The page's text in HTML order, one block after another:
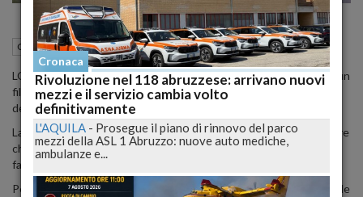
Cronaca nazionale 17 Aprile 2015 05:00
LOS ANGELES -Kendra Sunderlanddivenne famosa "grazie" ad un
filmino hard girato in una biblioteca pubblica dell'università
dell'Oregon.
La giovane fu beccata e sanzionata per la sua performance, ma pare
che adesso la bella bionda abbia deciso di trovare un altro modo di
far parlare di se.
Per nulla intenzionata ad abbandonare il mondo dell'hard amatoriale
Cronaca
Rivoluzione nel 118 abruzzese: arrivano nuovi
mezzi e il servizio cambia volto
definitivamente
L'AQUILA - Prosegue il piano di rinnovo del parco
mezzi della ASL 1 Abruzzo: nuove auto mediche,
ambulanze e...